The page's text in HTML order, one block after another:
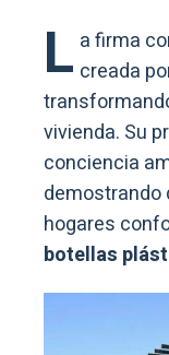
L a firma
creada
vivienda. Su
conciencia
demostrando
hogares
botellas